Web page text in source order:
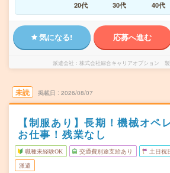
20代
30代 40代
気になる! 応募へ進む
派遣会社 株式会社綜合キャリアオプション 製
未読 掲載日 2026/08/07
【制服あり】長期！機械オペ
お仕事！残業なし
職種未経験OK 交通費別途支給あり 土日祝
派遣